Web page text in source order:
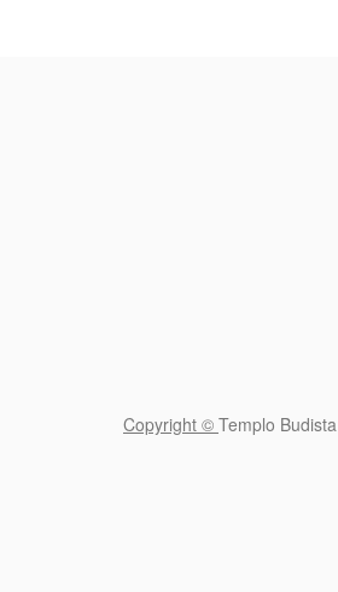
Copyright © Templo Budista